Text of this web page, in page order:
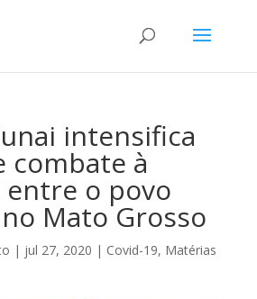
intensifica
combate à
entre o povo
Mato Grosso
| jul 27, 2020 | Covid-19, Matérias